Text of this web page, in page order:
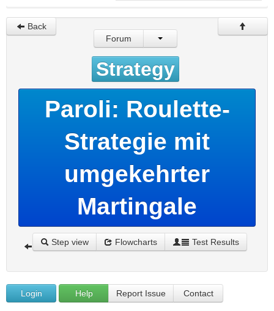
Back
Forum
Strategy
Paroli: Roulette-
Strategie mit
umgekehrter
Martingale
Step view Flowcharts Test Results
Login Help Report Issue Contact